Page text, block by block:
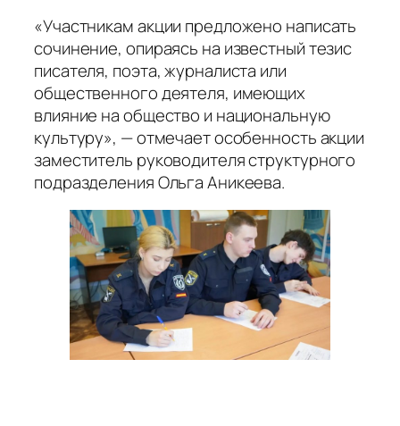
«Участникам акции предложено написать
сочинение, опираясь на известный тезис
писателя, поэта, журналиста или
общественного деятеля, имеющих
влияние на общество и национальную
культуру», — отмечает особенность акции
заместитель руководителя структурного
подразделения Ольга Аникеева.